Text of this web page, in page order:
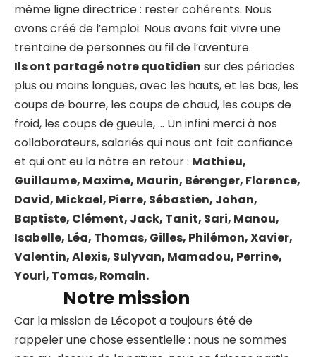
même ligne directrice : rester cohérents. Nous
avons créé de l’emploi. Nous avons fait vivre une
trentaine de personnes au fil de l’aventure.
Ils ont partagé notre quotidien sur des périodes
plus ou moins longues, avec les hauts, et les bas, les
coups de bourre, les coups de chaud, les coups de
froid, les coups de gueule, … Un infini merci à nos
collaborateurs, salariés qui nous ont fait confiance
et qui ont eu la nôtre en retour : Mathieu,
Guillaume, Maxime, Maurin, Bérenger, Florence,
David, Mickael, Pierre, Sébastien, Johan,
Baptiste, Clément, Jack, Tanit, Sari, Manou,
Isabelle, Léa, Thomas, Gilles, Philémon, Xavier,
Valentin, Alexis, Sulyvan, Mamadou, Perrine,
Youri, Tomas, Romain.
Notre mission
Car la mission de Lécopot a toujours été de
rappeler une chose essentielle : nous ne sommes